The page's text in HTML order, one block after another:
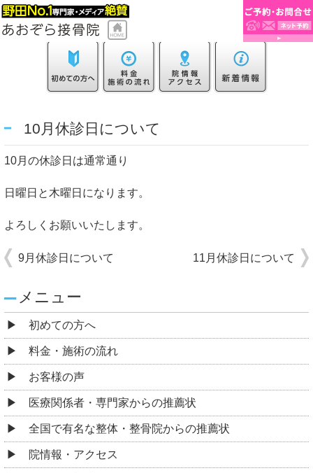
10月休診日について
10月の休診日は通常通り
日曜日と木曜日になります。
よろしくお願いいたします。
9月休診日について 11月休診日について
メニュー
初めての方へ
料金・施術の流れ
お客様の声
医療関係者・専門家からの推薦状
全国で有名な整体・整骨院からの推薦状
院情報・アクセス